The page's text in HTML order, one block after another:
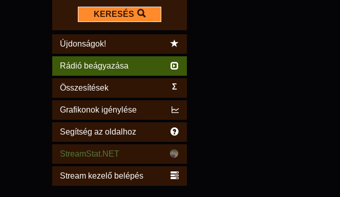
KERESÉS
Újdonságok!
Rádió beágyazása
Összesítések Σ
Grafikonok igénylése
Segítség az oldalhoz
StreamStat.NET
Stream kezelő belépés